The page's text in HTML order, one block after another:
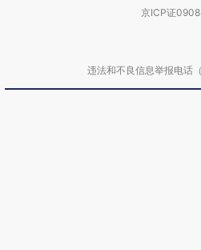
京ICP证
违法和不良信息举报电